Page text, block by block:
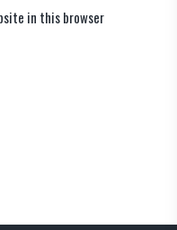
in this browser